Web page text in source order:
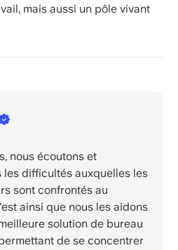
mais aussi un pôle vivant
nous écoutons et
les difficultés auxquelles les
sont confrontés au
ainsi que nous les aidons
solution de bureau
de se concentrer